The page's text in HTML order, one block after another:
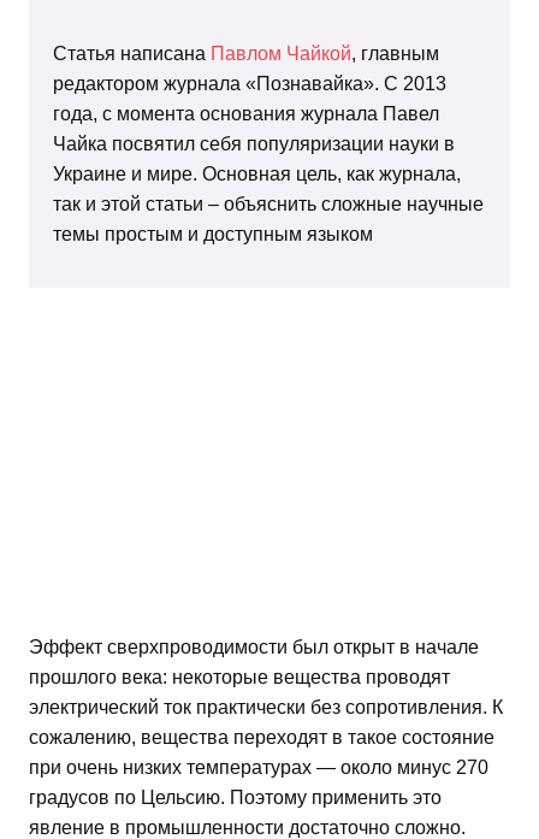
Статья написана Павлом Чайкой, главным
редактором журнала «Познавайка». С 2013
года, с момента основания журнала Павел
Чайка посвятил себя популяризации науки в
Украине и мире. Основная цель, как журнала,
так и этой статьи – объяснить сложные научные
темы простым и доступным языком
Эффект сверхпроводимости был открыт в начале
прошлого века: некоторые вещества проводят
электрический ток практически без сопротивления. К
сожалению, вещества переходят в такое состояние
при очень низких температурах — около минус 270
градусов по Цельсию. Поэтому применить это
явление в промышленности достаточно сложно.